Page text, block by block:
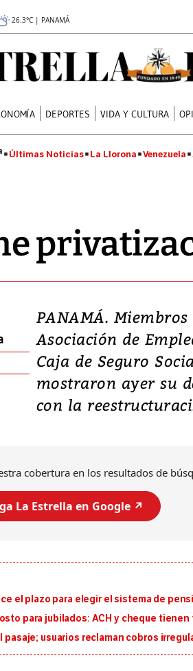
26.3°C | PANAMÁ
DEPORTES VIDA Y CULTURA
Últimas Noticias La Llorona Venezuela
PANAMÁ. Miembros
Asociación de
Caja de Seguro
mostraron ayer su
con la
cobertura en los resultados de
La Estrella en Google ↗️
el plazo para elegir el sistema de
para jubilados: ACH y cheque
usuarios reclaman cobros
Video: Lula
candidatura
promesas
en defensa,
tierras raras
Entre recuerdos y
da Silva, oficializó
candidatura...